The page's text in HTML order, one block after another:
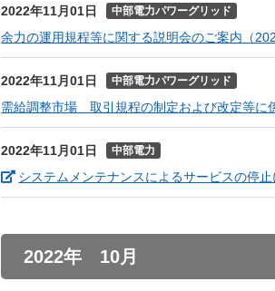
2022年11月01日 中部電力パワーグリッド
余力の運用規程等に関する説明会のご案内（
2022年11月01日 中部電力パワーグリッド
需給調整市場 取引規程の制定および改定等に
2022年11月01日 中部電力
システムメンテナンスによるサービスの停止
2022年 10月